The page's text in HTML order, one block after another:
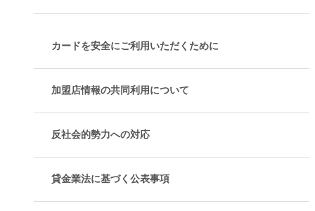
カードを安全にご利用いただくために
加盟店情報の共同利用について
反社会的勢力への対応
貸金業法に基づく公表事項